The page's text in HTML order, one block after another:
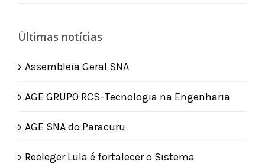
Últimas notícias
Assembleia Geral SNA
AGE GRUPO RCS-Tecnologia na Engenharia
AGE SNA do Paracuru
Reeleger Lula é fortalecer o Sistema